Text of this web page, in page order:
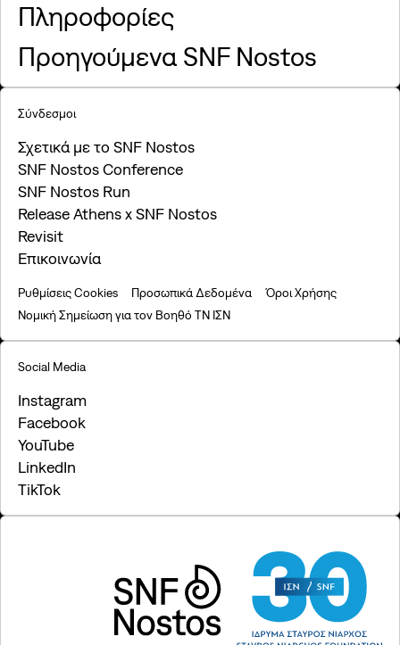
Πληροφορίες
Προηγούμενα SNF Nostos
Σύνδεσμοι
Σχετικά με το SNF Nostos
SNF Nostos Conference
SNF Nostos Run
Release Athens x SNF Nostos
Revisit
Επικοινωνία
Ρυθμίσεις Cookies Προσωπικά Δεδομένα
Όροι Χρήσης
Νομική Σημείωση για τον Βοηθό ΤΝ ΙΣΝ
Social Media
Instagram
Facebook
YouTube
LinkedIn
TikTok